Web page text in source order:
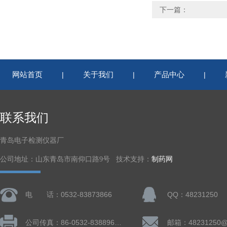
下一篇：
网站首页 | 关于我们 | 产品中心 |
联系我们
青岛电子检测仪器厂
公司地址：山东青岛市南仰口路9号 技术支持： 制药网
电 话：0532-83873866 QQ：48231250
邮箱：